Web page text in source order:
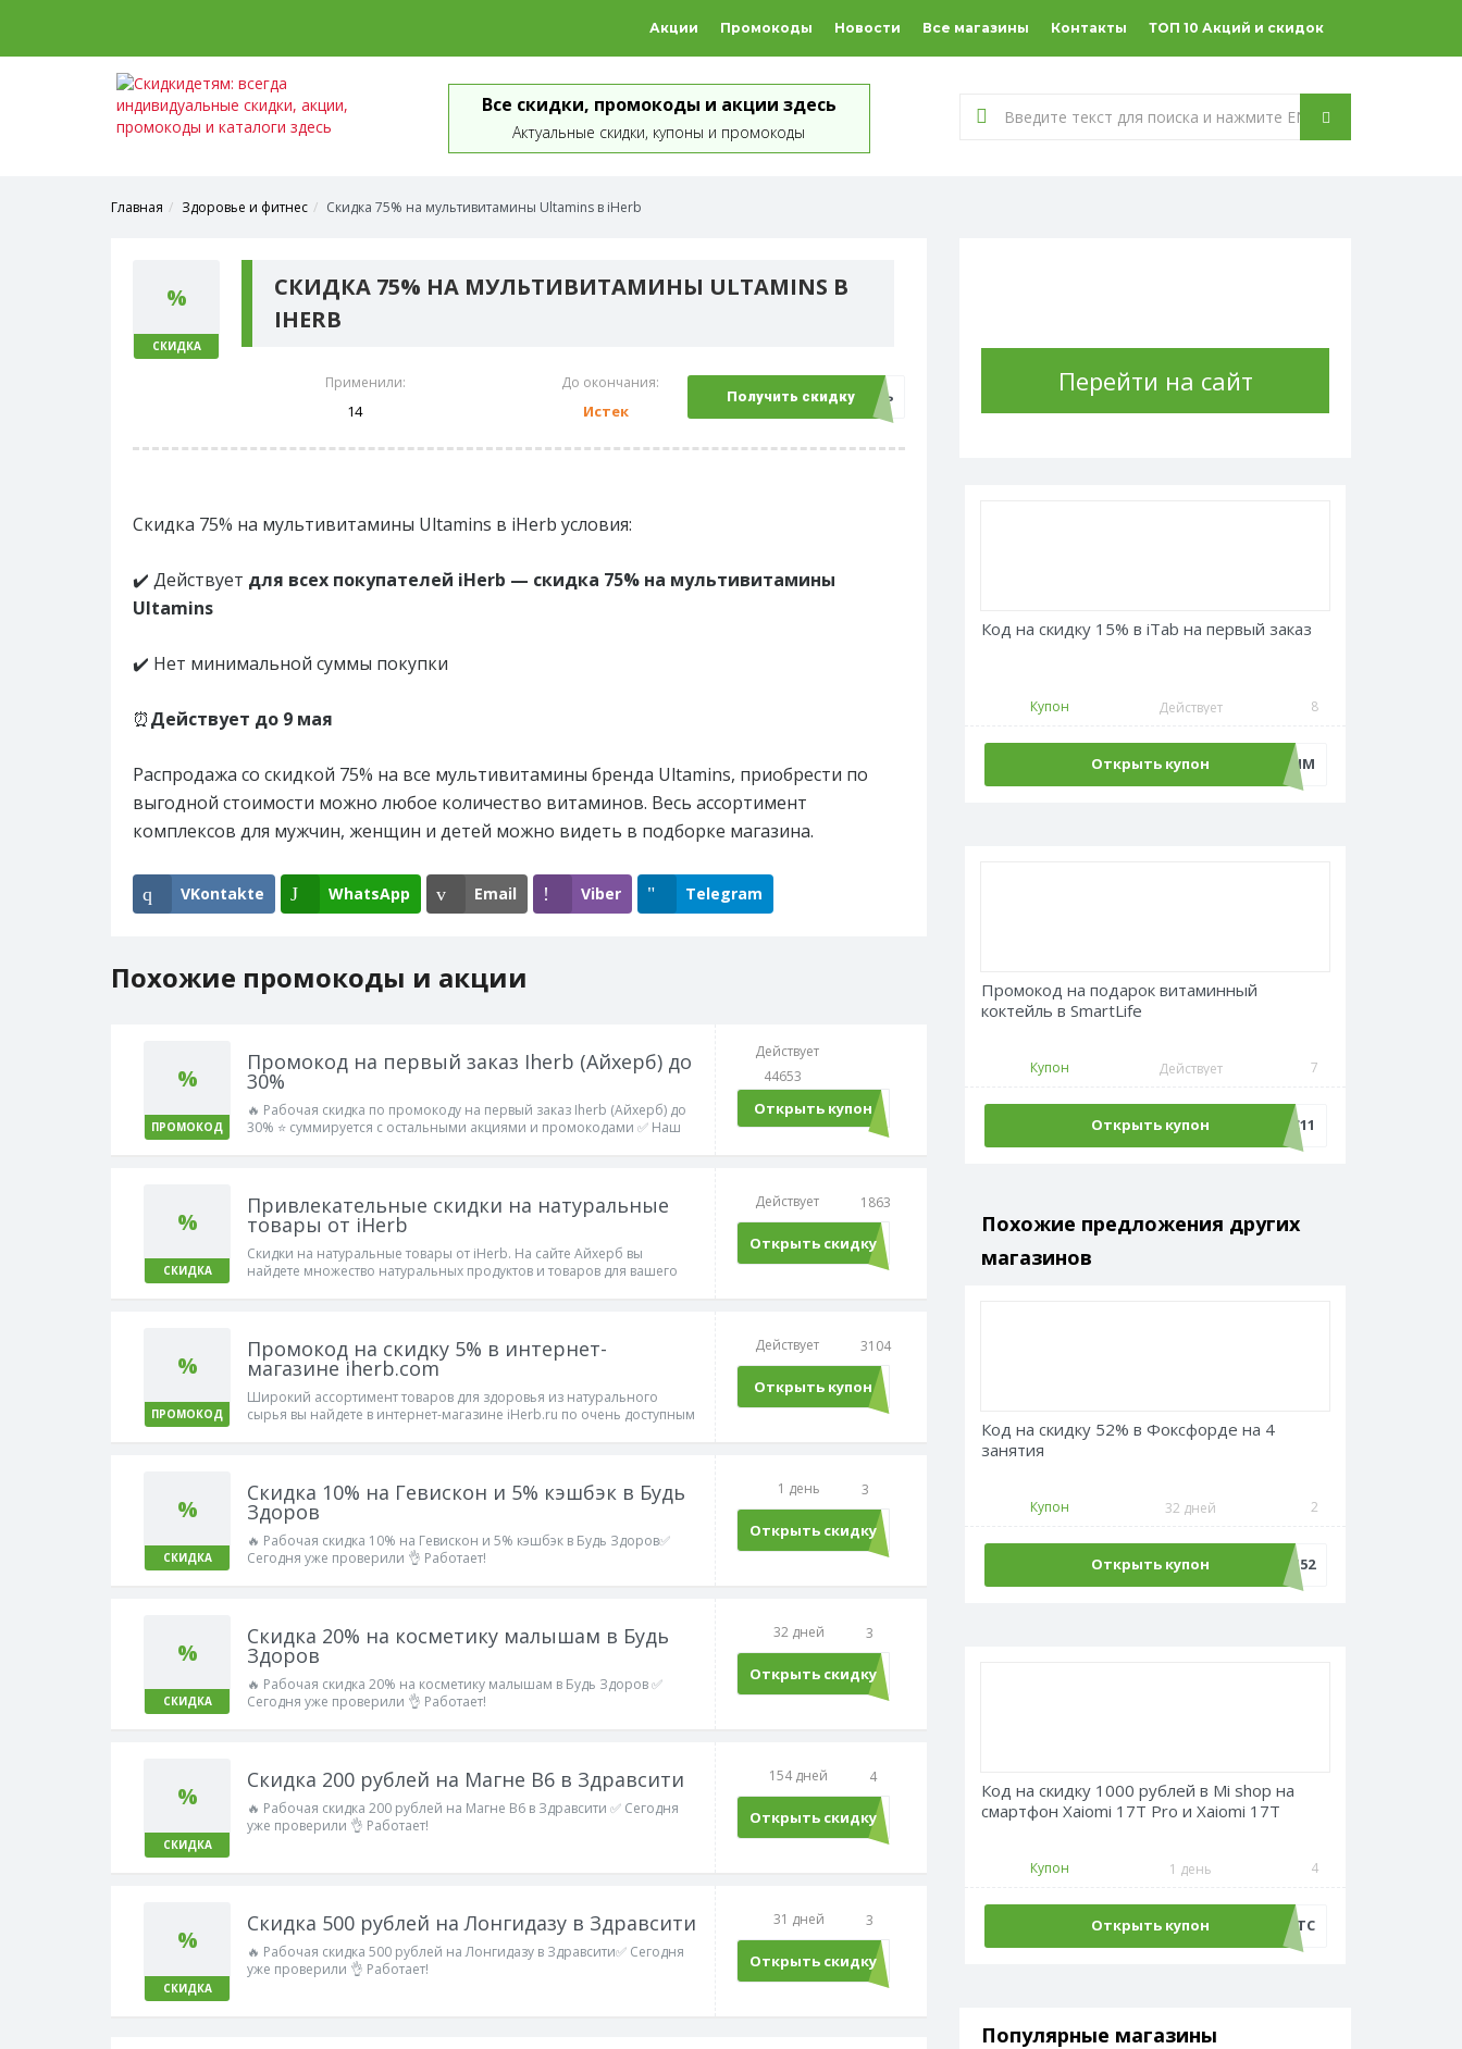
Акции Промокоды Новости Все магазины Контакты ТОП 10 Акций и скидок
Все скидки, промокоды и акции здесь
Актуальные скидки, купоны и промокоды
Главная Здоровье и фитнес Скидка 75% на мультивитамины Ultamins в iHerb
%
СКИДКА
СКИДКА 75% НА МУЛЬТИВИТАМИНЫ ULTAMINS В
IHERB
Применили:
14
До окончания:
Истек
Получить скидкуОткрыть
Скидка 75% на мультивитамины Ultamins в iHerb условия:
✔️ Действует для всех покупателей iHerb — скидка 75% на мультивитамины
Ultamins
✔️ Нет минимальной суммы покупки
⏰Действует до 9 мая
Распродажа со скидкой 75% на все мультивитамины бренда Ultamins, приобрести по
выгодной стоимости можно любое количество витаминов. Весь ассортимент
комплексов для мужчин, женщин и детей можно видеть в подборке магазина.
VKontakte WhatsApp Email Viber Telegram
Похожие промокоды и акции
%
ПРОМОКОД
Промокод на первый заказ Iherb (Айхерб) до
30%
🔥 Рабочая скидка по промокоду на первый заказ Iherb (Айхерб) до
30% ⭐ суммируется с остальными акциями и промокодами ✅ Наш
Действует
44653
Открыть купон
GBF6719
%
СКИДКА
Привлекательные скидки на натуральные
товары от iHerb
Скидки на натуральные товары от iHerb. На сайте Айхерб вы
найдете множество натуральных продуктов и товаров для вашего
Действует 1863
Открыть скидку
%
ПРОМОКОД
Промокод на скидку 5% в интернет-
магазине iherb.com
Широкий ассортимент товаров для здоровья из натурального
сырья вы найдете в интернет-магазине iHerb.ru по очень доступным
Действует 3104
Открыть купон
GBF6719
%
СКИДКА
Скидка 10% на Гевискон и 5% кэшбэк в Будь
Здоров
🔥 Рабочая скидка 10% на Гевискон и 5% кэшбэк в Будь Здоров✅
Сегодня уже проверили 👌 Работает!
1 день 3
Открыть скидку
%
СКИДКА
Скидка 20% на косметику малышам в Будь
Здоров
🔥 Рабочая скидка 20% на косметику малышам в Будь Здоров ✅
Сегодня уже проверили 👌 Работает!
32 дней 3
Открыть скидку
%
СКИДКА
Скидка 200 рублей на Магне В6 в Здравсити
🔥 Рабочая скидка 200 рублей на Магне В6 в Здравсити ✅ Сегодня
уже проверили 👌 Работает!
154 дней 4
Открыть скидку
%
СКИДКА
Скидка 500 рублей на Лонгидазу в Здравсити
🔥 Рабочая скидка 500 рублей на Лонгидазу в Здравсити✅ Сегодня
уже проверили 👌 Работает!
31 дней 3
Открыть скидку
Перейти на сайт
Код на скидку 15% в iTab на первый заказ
Купон Действует 8
Открыть купон БУДЬПЕРВЫМ
Промокод на подарок витаминный
коктейль в SmartLife
Купон Действует 7
Открыть купон AFC11
Похожие предложения других
магазинов
Код на скидку 52% в Фоксфорде на 4
занятия
Купон 32 дней 2
Открыть купон LANG52
Код на скидку 1000 рублей в Mi shop на
смартфон Xaiomi 17T Pro и Xaiomi 17T
Купон 1 день 4
Открыть купон AT17TC
Популярные магазины